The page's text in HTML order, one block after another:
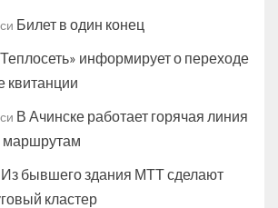
Билет в один конец
информирует о переходе
квитанции
В Ачинске работает горячая линия
маршрутам
Из бывшего здания МТТ сделают
кластер